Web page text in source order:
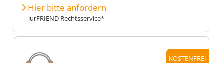
Hier bitte anfordern
iurFRIEND Rechtsservice*
KOSTENFREI